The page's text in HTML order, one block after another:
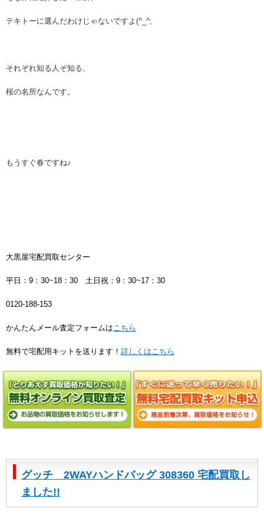
テキトーに選んだわけじゃないですよ(^_^;
それぞれ知る人ぞ知る、
桜の名所なんです。
もうすぐ春ですね♪
大黒屋宅配買取センター
平日：9：30~18：30 土日祝：9：30~17：30
0120-188-153
かんたんメール査定フォームはこちら
無料で宅配用キットを送ります！ 詳しくはこちら
グッチ 2WAYハンドバッグ 308360 宅配買取し
ました!!